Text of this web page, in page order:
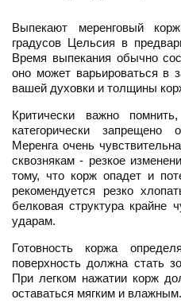
Выпекают меренговый
градусов Цельсия в
Время выпекания обычно
оно может варьироваться в
вашей духовки и толщины
Критически важно
категорически запрещено
Меренга очень
сквознякам - резкое
тому, что корж опадет и
рекомендуется резко
белковая структура крайне
ударам.
Готовность коржа
поверхность должна стать
При легком нажатии корж
оставаться мягким и влажным.